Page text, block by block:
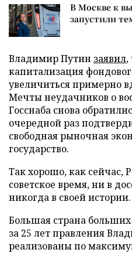
В Москве к
запустили
Владимир Путин заявил,
капитализация
увеличиться примерно
Мечты неудачников о
Госснаба снова
очередной раз
свободная рыночная
государство.
Так хорошо, как сейчас,
советское время, ни в
никогда в своей истории.
Большая страна
за 25 лет правления
реализованы по